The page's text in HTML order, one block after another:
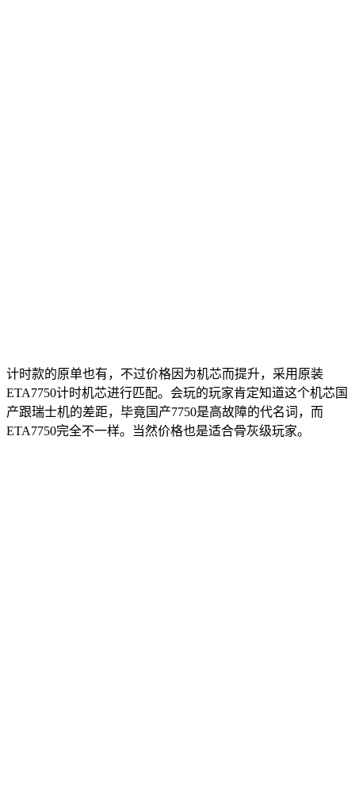
计时款的原单也有，不过价格因为机芯而提升，采用原装
ETA7750计时机芯进行匹配。会玩的玩家肯定知道这个机芯国
产跟瑞士机的差距，毕竟国产7750是高故障的代名词，而
ETA7750完全不一样。当然价格也是适合骨灰级玩家。